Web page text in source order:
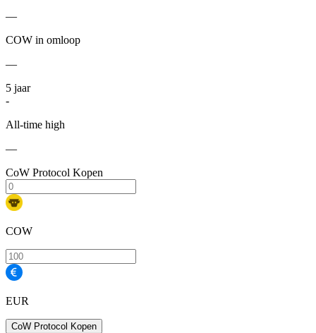
—
COW in omloop
—
5 jaar
-
All-time high
—
CoW Protocol Kopen
COW
EUR
CoW Protocol Kopen